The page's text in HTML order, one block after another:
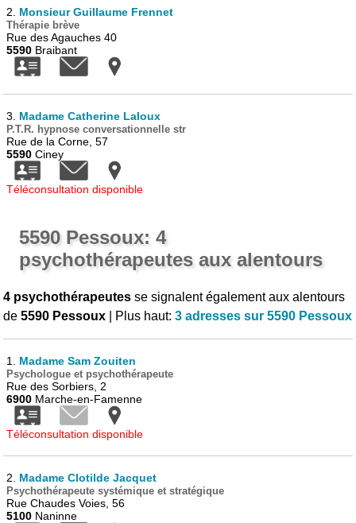
2. Monsieur Guillaume Frennet
Thérapie brève
Rue des Agauches 40
5590 Braibant
3. Madame Catherine Laloux
P.T.R. hypnose conversationnelle str
Rue de la Corne, 57
5590 Ciney
Téléconsultation disponible
5590 Pessoux: 4
psychothérapeutes aux alentours
4 psychothérapeutes se signalent également aux alentours
de5590 Pessoux | Plus haut:3 adresses sur 5590 Pessoux
1. Madame Sam Zouiten
Psychologue et psychothérapeute
Rue des Sorbiers, 2
6900 Marche-en-Famenne
Téléconsultation disponible
2. Madame Clotilde Jacquet
Psychothérapeute systémique et stratégique
Rue Chaudes Voies, 56
5100 Naninne